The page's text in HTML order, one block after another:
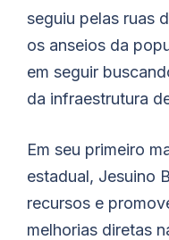
seguiu pelas ruas
os anseios da
em seguir
da infraestrutura
Em seu primeiro
estadual, Jesuino
recursos e
melhorias diretas